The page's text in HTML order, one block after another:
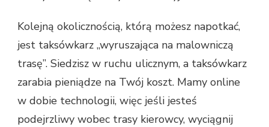
Kolejną okolicznością, którą możesz napotkać,
jest taksówkarz „wyruszająca na malowniczą
trasę”. Siedzisz w ruchu ulicznym, a taksówkarz
zarabia pieniądze na Twój koszt. Mamy online
w dobie technologii, więc jeśli jesteś
podejrzliwy wobec trasy kierowcy, wyciągnij